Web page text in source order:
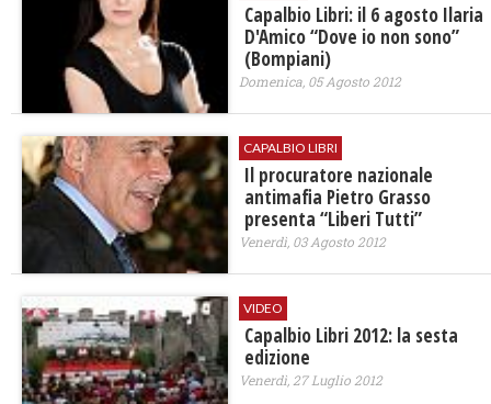
Capalbio Libri: il 6 agosto Ilaria
D'Amico “Dove io non sono”
(Bompiani)
Domenica, 05 Agosto 2012
CAPALBIO LIBRI
Il procuratore nazionale
antimafia Pietro Grasso
presenta “Liberi Tutti”
Venerdì, 03 Agosto 2012
VIDEO
Capalbio Libri 2012: la sesta
edizione
Venerdì, 27 Luglio 2012